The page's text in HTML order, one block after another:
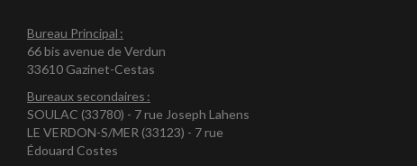
Bureau Principal :
66 bis avenue de Verdun
33610 Gazinet-Cestas
Bureaux secondaires :
SOULAC (33780) - 7 rue Joseph Lahens
LE VERDON-S/MER (33123) - 7 rue
Édouard Costes